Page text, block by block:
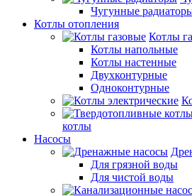
Чугунные
Котлы отопления
Котлы
Котлы напольные
Котлы настенные
Двухконтурные
Одноконтурные
котлы
Насосы
Для грязной воды
Для чистой воды